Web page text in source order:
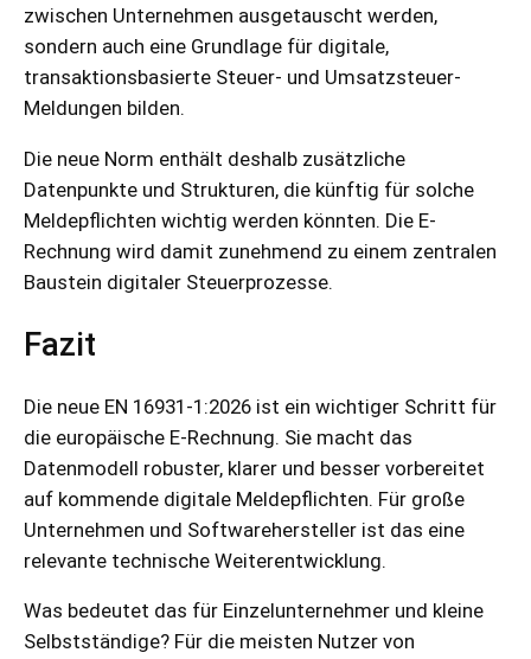
zwischen Unternehmen ausgetauscht werden,
sondern auch eine Grundlage für digitale,
transaktionsbasierte Steuer- und Umsatzsteuer-
Meldungen bilden.
Die neue Norm enthält deshalb zusätzliche
Datenpunkte und Strukturen, die künftig für solche
Meldepflichten wichtig werden könnten. Die E-
Rechnung wird damit zunehmend zu einem zentralen
Baustein digitaler Steuerprozesse.
Fazit
Die neue EN 16931-1:2026 ist ein wichtiger Schritt für
die europäische E-Rechnung. Sie macht das
Datenmodell robuster, klarer und besser vorbereitet
auf kommende digitale Meldepflichten. Für große
Unternehmen und Softwarehersteller ist das eine
relevante technische Weiterentwicklung.
Was bedeutet das für Einzelunternehmer und kleine
Selbstständige? Für die meisten Nutzer von